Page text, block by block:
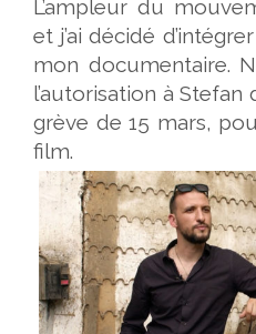
L’ampleur du
et j’ai décidé
mon documentaire.
l’autorisation à Stefan
grève de 15 mars,
film.